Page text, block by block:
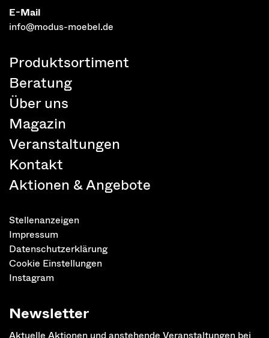
E-Mail
info@modus-moebel.de
Produktsortiment
Beratung
Über uns
Magazin
Veranstaltungen
Kontakt
Aktionen & Angebote
Stellenanzeigen
Impressum
Datenschutzerklärung
Cookie Einstellungen
Instagram
Newsletter
Aktuelle Aktionen und anstehende Veranstaltungen bei